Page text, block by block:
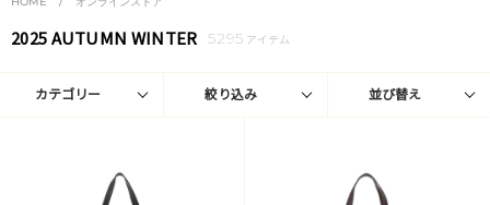
2025 AUTUMN WINTER 5295 アイテム
カテゴリー 絞り込み 並び替え